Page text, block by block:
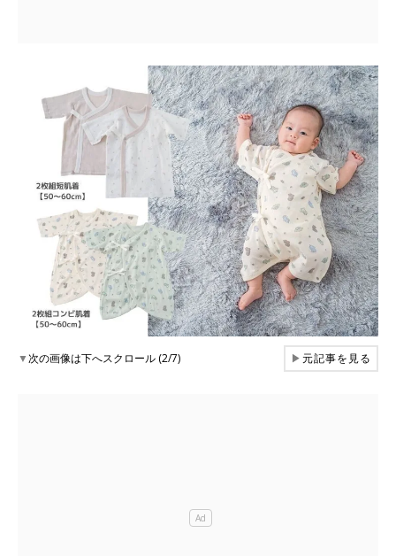
▼次の画像は下へスクロール (2/7) ▶元記事を見る